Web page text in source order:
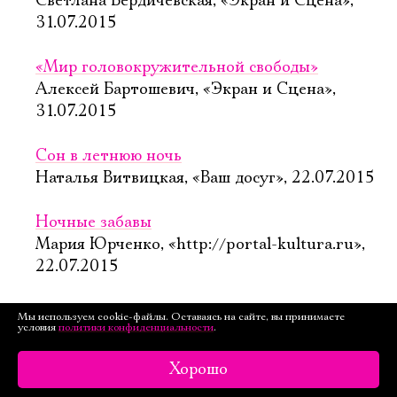
31.07.2015
«Мир головокружительной свободы»
Алексей Бартошевич, «Экран и Сцена»,
31.07.2015
Сон в летнюю ночь
Наталья Витвицкая, «Ваш досуг», 22.07.2015
Ночные забавы
Мария Юрченко, «http://portal-kultura.ru»,
22.07.2015
Это был не сон?
Марина Шимадина, «http://ptj.spb.ru»,
20.07.2015
Мы используем cookie-файлы. Оставаясь на сайте, вы принимаете
условия политики конфиденциальности.
Хорошо